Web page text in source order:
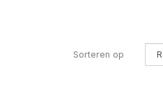
Sorteren op